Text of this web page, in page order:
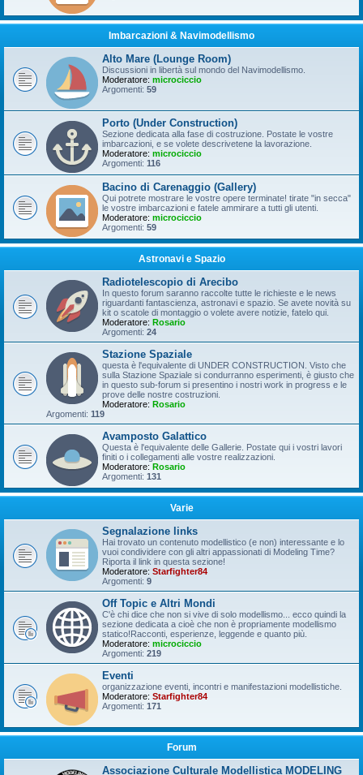
Imbarcazioni & Navimodellismo
Alto Mare (Lounge Room)
Discussioni in libertà sul mondo del Navimodellismo.
Moderatore: microciccio
Argomenti: 59
Porto (Under Construction)
Sezione dedicata alla fase di costruzione. Postate le vostre
imbarcazioni, e se volete descrivetene la lavorazione.
Moderatore: microciccio
Argomenti: 116
Bacino di Carenaggio (Gallery)
Qui potrete mostrare le vostre opere terminate! tirate "in secca"
le vostre imbarcazioni e fatele ammirare a tutti gli utenti.
Moderatore: microciccio
Argomenti: 59
Astronavi e Spazio
Radiotelescopio di Arecibo
In questo forum saranno raccolte tutte le richieste e le news
riguardanti fantascienza, astronavi e spazio. Se avete novità su
kit o scatole di montaggio o volete avere notizie, fatelo qui.
Moderatore: Rosario
Argomenti: 24
Stazione Spaziale
questa è l'equivalente di UNDER CONSTRUCTION. Visto che
sulla Stazione Spaziale si condurranno esperimenti, è giusto che
in questo sub-forum si presentino i nostri work in progress e le
prove delle nostre costruzioni.
Moderatore: Rosario
Argomenti: 119
Avamposto Galattico
Questa è l'equivalente delle Gallerie. Postate qui i vostri lavori
finiti o i collegamenti alle vostre realizzazioni.
Moderatore: Rosario
Argomenti: 131
Varie
Segnalazione links
Hai trovato un contenuto modellistico (e non) interessante e lo
vuoi condividere con gli altri appassionati di Modeling Time?
Riporta il link in questa sezione!
Moderatore: Starfighter84
Argomenti: 9
Off Topic e Altri Mondi
C'è chi dice che non si vive di solo modellismo... ecco quindi la
sezione dedicata a cioè che non è propriamente modellismo
statico!Racconti, esperienze, leggende e quanto più.
Moderatore: microciccio
Argomenti: 219
Eventi
organizzazione eventi, incontri e manifestazioni modellistiche.
Moderatore: Starfighter84
Argomenti: 171
Forum
Associazione Culturale Modellistica MODELING